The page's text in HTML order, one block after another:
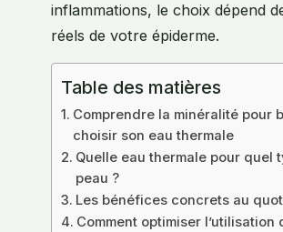
inflammations, le choix dépend
réels de votre épiderme.
Table des matières
Comprendre la minéralité pour
choisir son eau thermale
Quelle eau thermale pour quel
peau ?
Les bénéfices concrets au
Comment optimiser l’utilisation